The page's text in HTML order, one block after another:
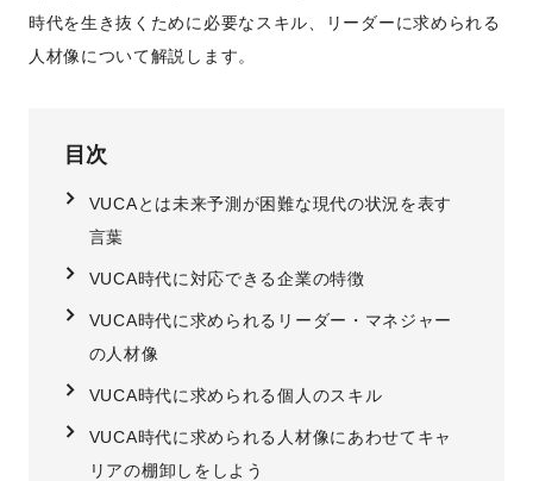
時代を生き抜くために必要なスキル、リーダーに求められる
人材像について解説します。
目次
VUCAとは未来予測が困難な現代の状況を表す
言葉
VUCA時代に対応できる企業の特徴
VUCA時代に求められるリーダー・マネジャー
の人材像
VUCA時代に求められる個人のスキル
VUCA時代に求められる人材像にあわせてキャ
リアの棚卸しをしよう